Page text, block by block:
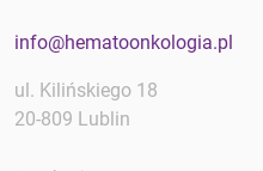
info@hematoonkologia.pl
ul. Kilińskiego 18
20-809 Lublin